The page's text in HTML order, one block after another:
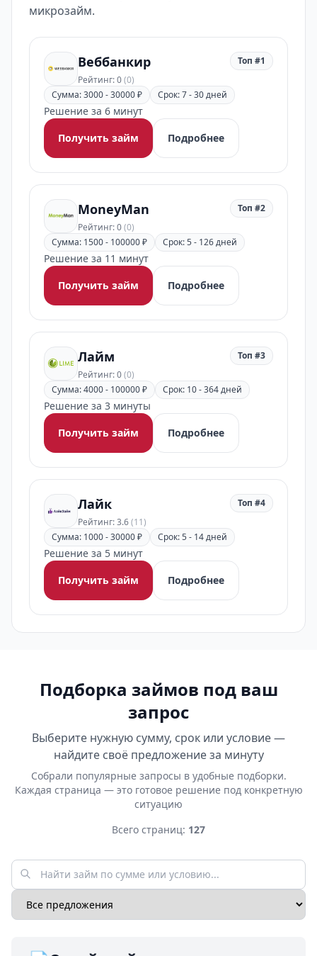
микрозайм.
Веббанкир
Рейтинг: 0(0)
Топ #1
Сумма: 3000 - 30000 ₽ Срок: 7 - 30 дней
Решение за 6 минут
Получить займ
Подробнее
MoneyMan
Рейтинг: 0(0)
Топ #2
Сумма: 1500 - 100000 ₽ Срок: 5 - 126 дней
Решение за 11 минут
Получить займ
Подробнее
Лайм
Рейтинг: 0(0)
Топ #3
Сумма: 4000 - 100000 ₽ Срок: 10 - 364 дней
Решение за 3 минуты
Получить займ
Подробнее
Лайк
Рейтинг: 3.6(11)
Топ #4
Сумма: 1000 - 30000 ₽ Срок: 5 - 14 дней
Решение за 5 минут
Получить займ
Подробнее
Подборка займов под ваш
запрос
Выберите нужную сумму, срок или условие —
найдите своё предложение за минуту
Собрали популярные запросы в удобные подборки.
Каждая страница — это готовое решение под конкретную
ситуацию
Всего страниц: 127